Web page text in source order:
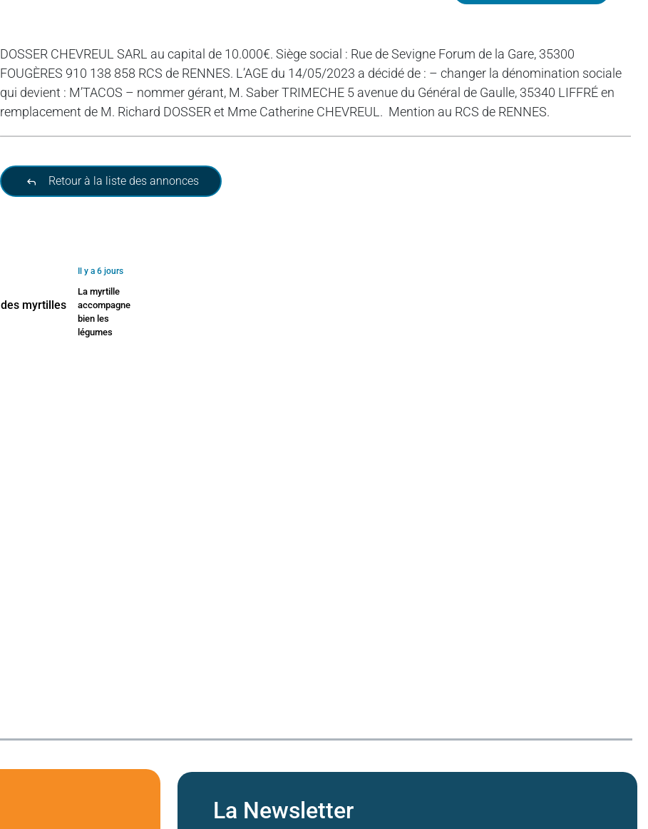
DOSSER CHEVREUL SARL au capital de 10.000€. Siège social : Rue de Sevigne Forum de la Gare, 35300
FOUGÈRES 910 138 858 RCS de RENNES. L’AGE du 14/05/2023 a décidé de : – changer la dénomination sociale
qui devient : M’TACOS – nommer gérant, M. Saber TRIMECHE 5 avenue du Général de Gaulle, 35340 LIFFRÉ en
remplacement de M. Richard DOSSER et Mme Catherine CHEVREUL. Mention au RCS de RENNES.
Retour à la liste des annonces
Il y a 6 jours
La myrtille
accompagne
bien les
légumes
La Newsletter